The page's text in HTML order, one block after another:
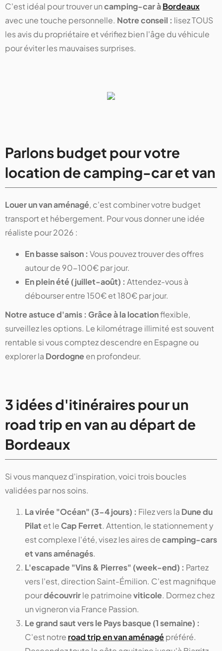
C'est idéal pour trouver uncamping-car àBordeaux
avec une touche personnelle. Notre conseil : lisez TOUS
les avis du propriétaire et vérifiez bien l'âge du véhicule
pour éviter les mauvaises surprises.
Parlons budget pour votre
location de camping-car et van
Louer un van aménagé, c'est combiner votre budget
transport et hébergement. Pour vous donner une idée
réaliste pour 2026 :
En basse saison : Vous pouvez trouver des offres
autour de 90-100€ par jour.
En plein été (juillet-août) : Attendez-vous à
débourser entre 150€ et 180€ par jour.
Notre astuce d'amis : Grâce à la locationflexible,
surveillez les options. Le kilométrage illimité est souvent
rentable si vous comptez descendre en Espagne ou
explorer la Dordogneen profondeur.
3 idées d'itinéraires pour un
road trip en van au départ de
Bordeaux
Si vous manquez d'inspiration, voici trois boucles
validées par nos soins.
La virée "Océan" (3-4 jours) : Filez vers la Dune du
Pilat et le Cap Ferret. Attention, le stationnement y
est complexe l'été, visez les aires decamping-cars
et vans aménagés.
L'escapade "Vins & Pierres" (week-end) : Partez
vers l'est, direction Saint-Émilion. C'est magnifique
pourdécouvrirle patrimoineviticole. Dormez chez
un vigneron via France Passion.
Le grand saut vers le Pays basque (1 semaine) :
C'est notre road trip en van aménagépréféré.